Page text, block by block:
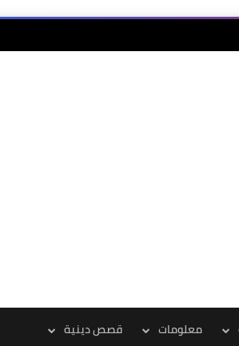
معلومات قصص دينية